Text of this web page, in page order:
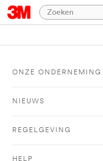
ONZE ONDERNEMING
NIEUWS
REGELGEVING
HELP